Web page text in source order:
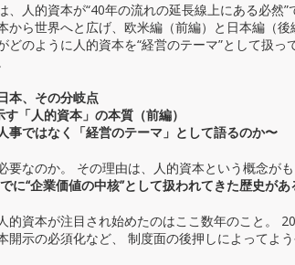
マネジメント（管理職）対
象プログラム
、人的資本が“40年の流れの延長線上にある必然”
から世界へと広げ、欧米編（前編）と日本編（後
どのように人的資本を“経営のテーマ”として扱
本、その分岐点
「人的資本」の本質（前編）
事ではなく「経営のテーマ」として語るのか〜
要なのか。 その理由は、人的資本という概念が
に“企業価値の中核”として扱われてきた歴史があ
的資本が注目され始めたのはここ数年のこと。
開示の必須化など、 制度面の後押しによってよ